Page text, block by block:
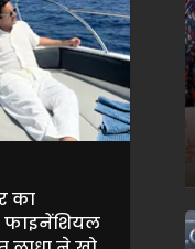
का
फाइनेंशियल